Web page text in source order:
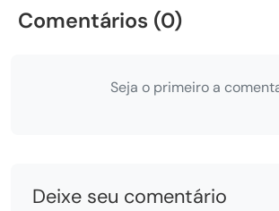
Comentários (0)
Seja o primeiro a
Deixe seu comentário